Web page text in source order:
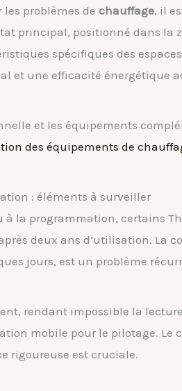
problèmes de chauffage, il
principal, positionné dans la
spécifiques des
et une efficacité énergétique
et les équipements
des équipements de
: éléments à surveiller
à la programmation, certains
deux ans d’utilisation. La
jours, est un problème
rendant impossible la
mobile pour le pilotage. Le
rigoureuse est cruciale.